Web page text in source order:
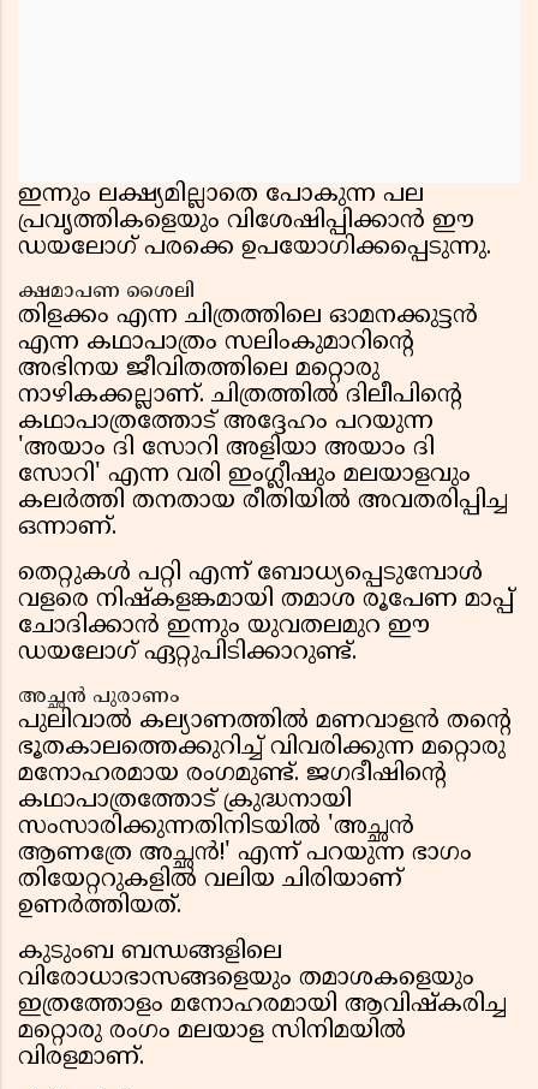
ഇന്നും ലക്ഷ്യമില്ലാതെ പോകുന്ന പല
പ്രവൃത്തികളെയും വിശേഷിപ്പിക്കാൻ ഈ
ഡയലോഗ് പരക്കെ ഉപയോഗിക്കപ്പെടുന്നു.
ക്ഷമാപണ ശൈലി
തിളക്കം എന്ന ചിത്രത്തിലെ ഓമനക്കുട്ടൻ
എന്ന കഥാപാത്രം സലിംകുമാറിന്റെ
അഭിനയ ജീവിതത്തിലെ മറ്റൊരു
നാഴികക്കല്ലാണ്. ചിത്രത്തിൽ ദിലീപിന്റെ
കഥാപാത്രത്തോട് അദ്ദേഹം പറയുന്ന
'അയാം ദി സോറി അളിയാ അയാം ദി
സോറി' എന്ന വരി ഇംഗ്ലീഷും മലയാളവും
കലർത്തി തനതായ രീതിയിൽ അവതരിപ്പിച്ച
ഒന്നാണ്.
തെറ്റുകൾ പറ്റി എന്ന് ബോധ്യപ്പെടുമ്പോൾ
വളരെ നിഷ്കളങ്കമായി തമാശ രൂപേണ മാപ്പ്
ചോദിക്കാൻ ഇന്നും യുവതലമുറ ഈ
ഡയലോഗ് ഏറ്റുപിടിക്കാറുണ്ട്.
അച്ഛൻ പുരാണം
പുലിവാൽ കല്യാണത്തിൽ മണവാളൻ തന്റെ
ഭൂതകാലത്തെക്കുറിച്ച് വിവരിക്കുന്ന മറ്റൊരു
മനോഹരമായ രംഗമുണ്ട്. ജഗദീഷിന്റെ
കഥാപാത്രത്തോട് ക്രുദ്ധനായി
സംസാരിക്കുന്നതിനിടയിൽ 'അച്ഛൻ
ആണത്രേ അച്ഛൻ!' എന്ന് പറയുന്ന ഭാഗം
തിയേറ്ററുകളിൽ വലിയ ചിരിയാണ്
ഉണർത്തിയത്.
കുടുംബ ബന്ധങ്ങളിലെ
വിരോധാഭാസങ്ങളെയും തമാശകളെയും
ഇത്രത്തോളം മനോഹരമായി ആവിഷ്കരിച്ച
മറ്റൊരു രംഗം മലയാള സിനിമയിൽ
വിരളമാണ്.